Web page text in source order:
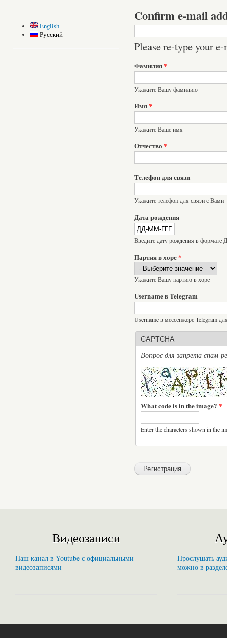
English
Русский
Confirm e-mail
Please re-type your
Фамилия*
Укажите Вашу фамилию
Имя*
Укажите Ваше имя
Отчество *
Телефон для связи
Укажите телефон для связи с Вами
Дата рождения
Введите дату рождения в
Партия в хоре*
Укажите Вашу партию в хоре
Username в Telegram
Username в мессенжере Telegram
CAPTCHA
Вопрос для запрета спам-
What code is in the image? *
Enter the characters shown in the
Видеозаписи
Наш канал в Youtube с официальными
видеозаписями
Прослушать
можно в